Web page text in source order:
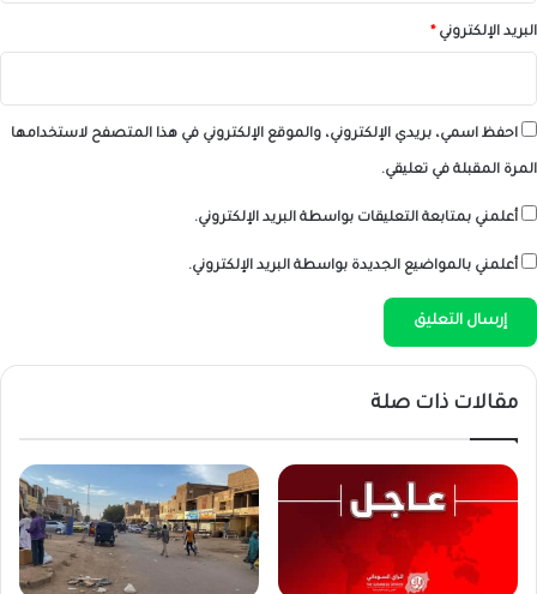
البريد الإلكتروني *
احفظ اسمي، بريدي الإلكتروني، والموقع الإلكتروني في هذا المتصفح لاستخدامها
المرة المقبلة في تعليقي.
أعلمني بمتابعة التعليقات بواسطة البريد الإلكتروني.
أعلمني بالمواضيع الجديدة بواسطة البريد الإلكتروني.
مقالات ذات صلة